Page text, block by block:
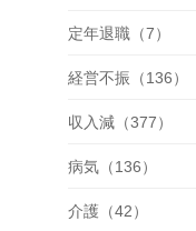
定年退職（7）
経営不振（136）
収入減（377）
病気（136）
介護（42）